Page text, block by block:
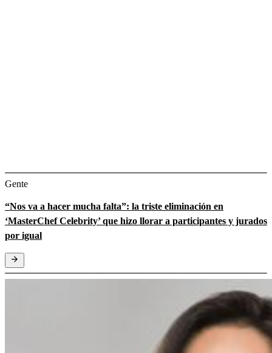
Gente
“Nos va a hacer mucha falta”: la triste eliminación en
‘MasterChef Celebrity’ que hizo llorar a participantes y jurados
por igual